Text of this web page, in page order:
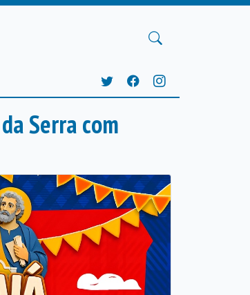
Serra com